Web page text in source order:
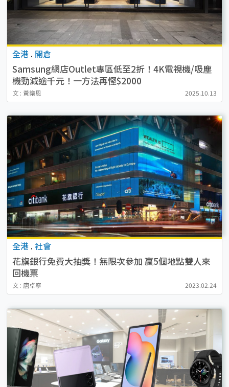
全港 . 開倉
Samsung網店Outlet專區低至2折！4K電視機/吸塵
機勁減逾千元！一方法再慳$2000
文 : 黃樂恩 2025.10.13
全港 . 社會
花旗銀行免費大抽獎！無限次參加 贏5個地點雙人來
回機票
文 : 唐卓寧 2023.02.24